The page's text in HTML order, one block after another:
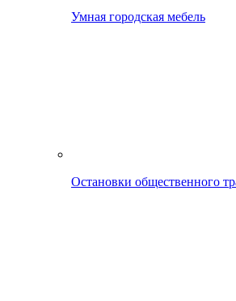
Умная городская мебель
Остановки общественного